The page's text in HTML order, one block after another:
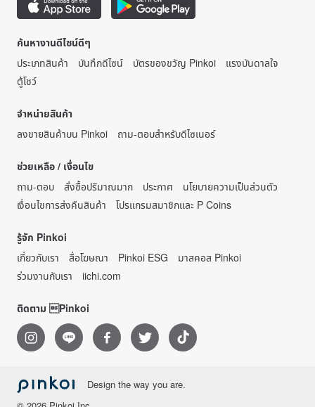
ค้นหางานดีไซน์ดีๆ
ประเภทสินค้า
บันทึกดีไซน์ บัตรของขวัญ Pinkoi
แรงบันดาลใจ
ตู้โชว์
จำหน่ายสินค้า
ลงขายสินค้าบน Pinkoi
ถาม-ตอบสำหรับดีไซเนอร์
ช่วยเหลือ / เงื่อนไข
ถาม-ตอบ
สั่งซื้อปริมาณมาก ประกาศ
นโยบายความเป็นส่วนตัว
เงื่อนไขการส่งคืนสินค้า
โปรแกรมสมาชิกและ P Coins
รู้จัก Pinkoi
เกี่ยวกับเรา
สื่อโฆษณา Pinkoi ESG
มาสคอส Pinkoi
ร่วมงานกับเรา
iichi.com
ติดตาม Pinkoi
Design the way you are.